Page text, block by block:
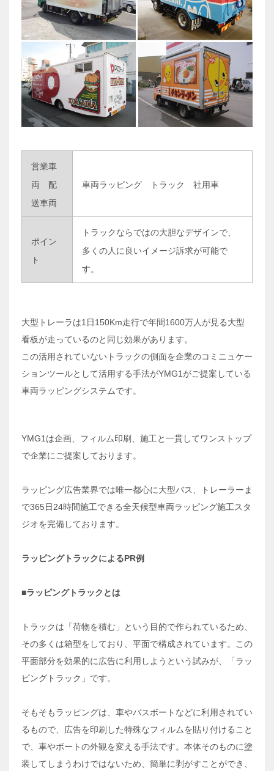
営業車
両 配
送車両
車両ラッピング トラック 社用車
ポイン
ト
トラックならではの大胆なデザインで、
多くの人に良いイメージ訴求が可能で
す。
大型トレーラは1日150Km走行で年間1600万人が見る大型
看板が走っているのと同じ効果があります。
この活用されていないトラックの側面を企業のコミニュケー
ションツールとして活用する手法がYMG1がご提案している
車両ラッピングシステムです。
YMG1は企画、フィルム印刷、施工と一貫してワンストップ
で企業にご提案しております。
ラッピング広告業界では唯一都心に大型バス、トレーラーま
で365日24時間施工できる全天候型車両ラッピング施工スタ
ジオを完備しております。
ラッピングトラックによるPR例
■ラッピングトラックとは
トラックは「荷物を積む」という目的で作られているため、
その多くは箱型をしており、平面で構成されています。この
平面部分を効果的に広告に利用しようという試みが、「ラッ
ピングトラック」です。
そもそもラッピングは、車やバスボートなどに利用されてい
るもので、広告を印刷した特殊なフィルムを貼り付けること
で、車やボートの外観を変える手法です。本体そのものに塗
装してしまうわけではないため、簡単に剥がすことができ、